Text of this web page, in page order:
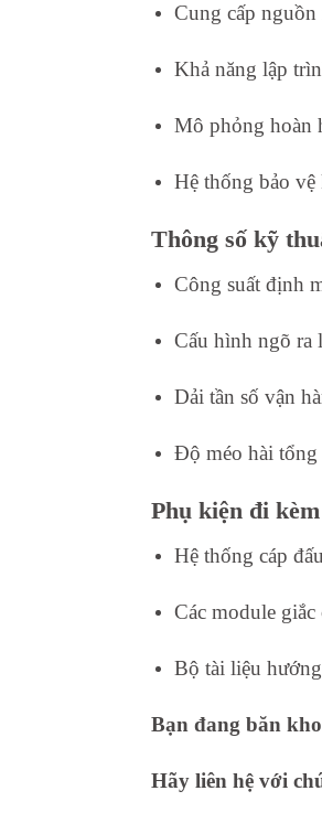
Cung cấp
Khả năng lập
Mô phỏng hoàn
Hệ thống bảo
Thông số kỹ
Công suất định
Cấu hình ngõ ra
Dải tần số vận
Độ méo hài tổng
Phụ kiện đi kèm
Hệ thống cáp
Các module
Bộ tài liệu
Bạn đang băn
Hãy liên hệ với